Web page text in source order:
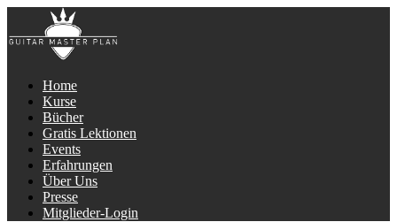
Home
Kurse
Bücher
Gratis Lektionen
Events
Erfahrungen
Über Uns
Presse
Mitglieder-Login